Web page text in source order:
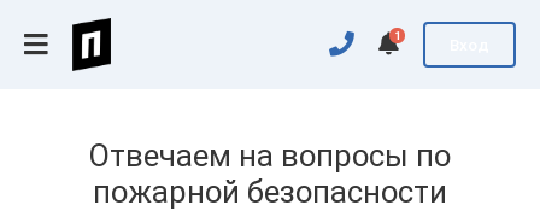
1
Отвечаем на вопросы по
пожарной безопасности